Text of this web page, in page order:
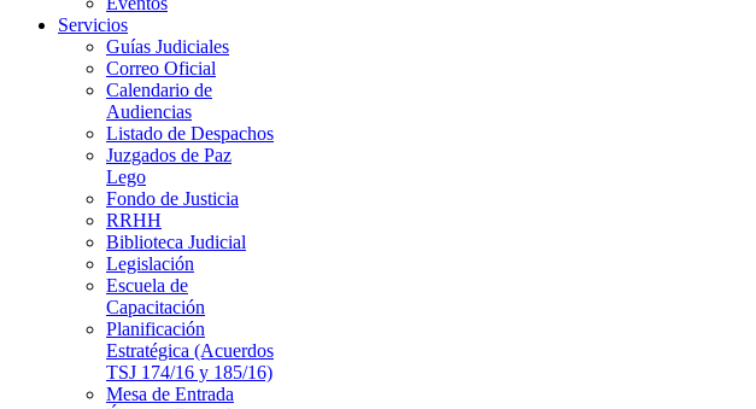
Servicios
Guías Judiciales
Correo Oficial
Calendario de
Audiencias
Listado de Despachos
Juzgados de Paz
Lego
Fondo de Justicia
RRHH
Biblioteca Judicial
Legislación
Escuela de
Capacitación
Planificación
Estratégica (Acuerdos
TSJ 174/16 y 185/16)
Mesa de Entrada